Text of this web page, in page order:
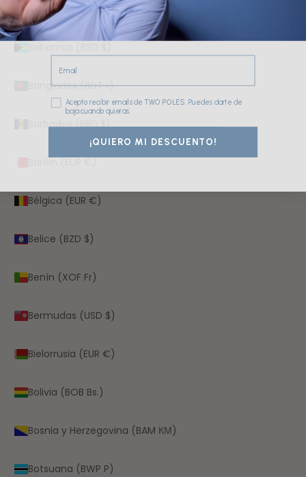
Azerbaiyán (AZN ₼)
Bangladés (BDT ৳)
Barbados (BBD $)
Bélgica (EUR €)
Belice (BZD $)
Benín (XOF Fr)
Bermudas (USD $)
Bielorrusia (EUR €)
Bolivia (BOB Bs.)
Bosnia y Herzegovina (BAM КМ)
Botsuana (BWP P)
Email
Consentimiento
Acepto recibir emails de TWO POLES. Puedes darte de
baja cuando quieras.
¡QUIERO MI DESCUENTO!